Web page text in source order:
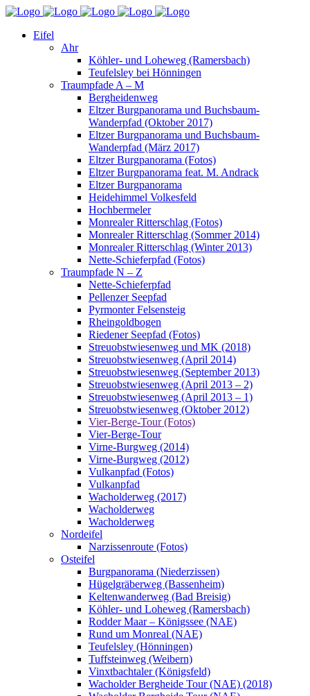
Eifel
Ahr
Köhler- und Loheweg (Ramersbach)
Teufelsley bei Hönningen
Traumpfade A – M
Bergheidenweg
Eltzer Burgpanorama und Buchsbaum-
Wanderpfad (Oktober 2017)
Eltzer Burgpanorama und Buchsbaum-
Wanderpfad (März 2017)
Eltzer Burgpanorama (Fotos)
Eltzer Burgpanorama feat. M. Andrack
Eltzer Burgpanorama
Heidehimmel Volkesfeld
Hochbermeler
Monrealer Ritterschlag (Fotos)
Monrealer Ritterschlag (Sommer 2014)
Monrealer Ritterschlag (Winter 2013)
Nette-Schieferpfad (Fotos)
Traumpfade N – Z
Nette-Schieferpfad
Pellenzer Seepfad
Pyrmonter Felsensteig
Rheingoldbogen
Riedener Seepfad (Fotos)
Streuobstwiesenweg und MK (2018)
Streuobstwiesenweg (April 2014)
Streuobstwiesenweg (September 2013)
Streuobstwiesenweg (April 2013 – 2)
Streuobstwiesenweg (April 2013 – 1)
Streuobstwiesenweg (Oktober 2012)
Vier-Berge-Tour (Fotos)
Vier-Berge-Tour
Virne-Burgweg (2014)
Virne-Burgweg (2012)
Vulkanpfad (Fotos)
Vulkanpfad
Wacholderweg (2017)
Wacholderweg
Wacholderweg
Nordeifel
Narzissenroute (Fotos)
Osteifel
Burgpanorama (Niederzissen)
Hügelgräberweg (Bassenheim)
Keltenwanderweg (Bad Breisig)
Köhler- und Loheweg (Ramersbach)
Rodder Maar – Königssee (NAE)
Rund um Monreal (NAE)
Teufelsley (Hönningen)
Tuffsteinweg (Weibern)
Vinxtbachtaler (Königsfeld)
Wacholder Bergheide Tour (NAE) (2018)